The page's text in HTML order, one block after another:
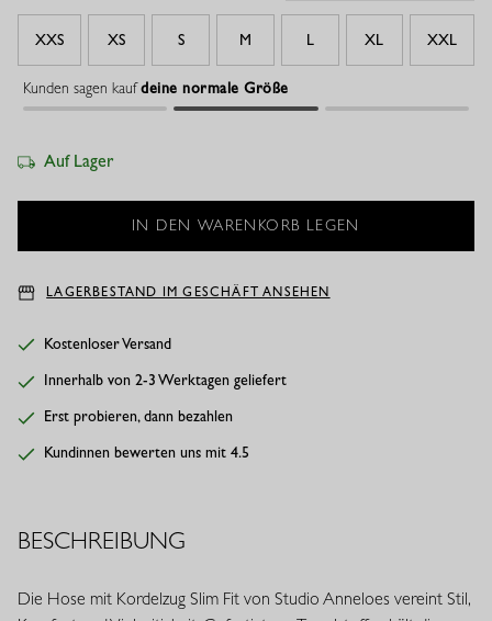
XXS XS S M L XL XXL
Kunden sagen kaufdeine normale Größe
Auf Lager
LAGERBESTAND IM GESCHÄFT ANSEHEN
Kostenloser Versand
Innerhalb von 2-3 Werktagen geliefert
Erst probieren, dann bezahlen
Kundinnen bewerten uns mit 4.5
BESCHREIBUNG
Die Hose mit Kordelzug Slim Fit von Studio Anneloes vereint Stil,